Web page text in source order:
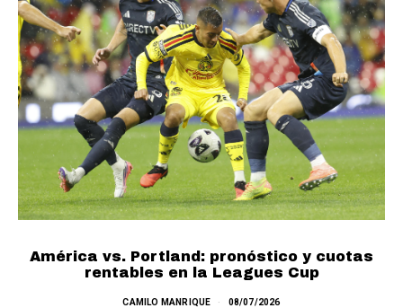
América vs. Portland: pronóstico y cuotas
rentables en la Leagues Cup
CAMILO MANRIQUE 08/07/2026